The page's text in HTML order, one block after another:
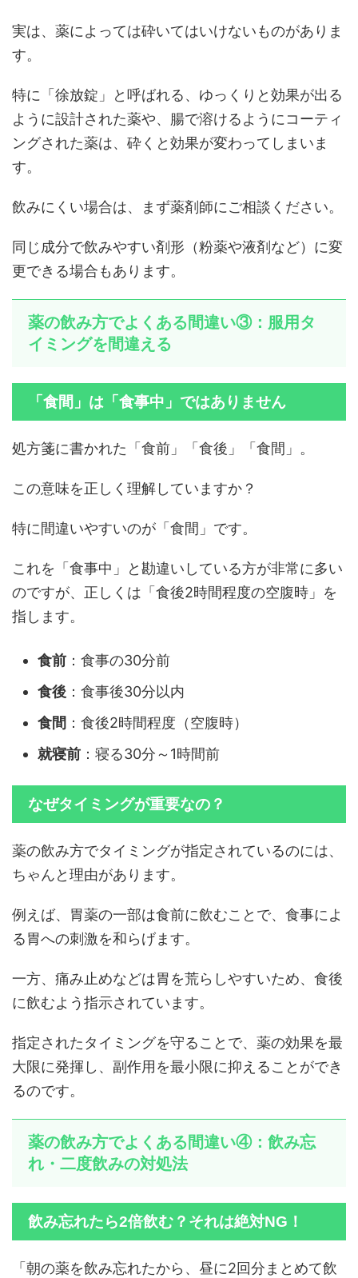
実は、薬によっては砕いてはいけないものがありま
す。
特に「徐放錠」と呼ばれる、ゆっくりと効果が出る
ように設計された薬や、腸で溶けるようにコーティ
ングされた薬は、砕くと効果が変わってしまいま
す。
飲みにくい場合は、まず薬剤師にご相談ください。
同じ成分で飲みやすい剤形（粉薬や液剤など）に変
更できる場合もあります。
薬の飲み方でよくある間違い③：服用タ
イミングを間違える
「食間」は「食事中」ではありません
処方箋に書かれた「食前」「食後」「食間」。
この意味を正しく理解していますか？
特に間違いやすいのが「食間」です。
これを「食事中」と勘違いしている方が非常に多い
のですが、正しくは「食後2時間程度の空腹時」を
指します。
食前 ：食事の30分前
食後 ：食事後30分以内
食間 ：食後2時間程度（空腹時）
就寝前 ：寝る30分～1時間前
なぜタイミングが重要なの？
薬の飲み方でタイミングが指定されているのには、
ちゃんと理由があります。
例えば、胃薬の一部は食前に飲むことで、食事によ
る胃への刺激を和らげます。
一方、痛み止めなどは胃を荒らしやすいため、食後
に飲むよう指示されています。
指定されたタイミングを守ることで、薬の効果を最
大限に発揮し、副作用を最小限に抑えることができ
るのです。
薬の飲み方でよくある間違い④：飲み忘
れ・二度飲みの対処法
飲み忘れたら2倍飲む？それは絶対NG！
「朝の薬を飲み忘れたから、昼に2回分まとめて飲